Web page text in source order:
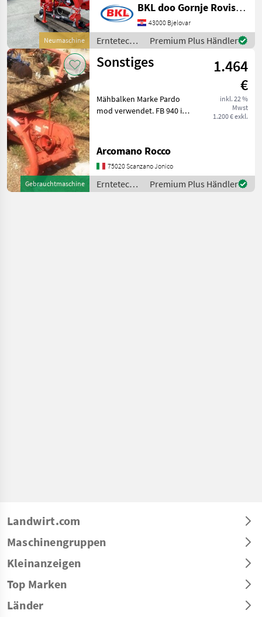
MODELL
FB
925
fb940
MARKTPLATZ
Marktplatz Händlerangebote
Neumaschine
Fiore Zahnfinger Mähwerke
• Mechanische
Balkenhebung •
Schwingungsdämpfendes
System • Mahbalkensch
BKL doo Gornje Rovisce Kroatien
43000 Bjelovar
Erntetechnik
Grünland /
Gaspardo
Premium Plus Händler
Gebrauchtmaschine
Sonstiges
1.464
€
inkl. 22 %
Mwst
1.200 € exkl.
Mähbalken Marke Pardo
mod verwendet. FB 940 in
4. Erntetechnik Grünland
Finger-/Doppelmessermähwerke
Arcomano Rocco
75020 Scanzano Jonico
Erntetechnik
Grünland /
Premium Plus Händler
Landwirt.com
Maschinengruppen
Kleinanzeigen
Top Marken
Länder